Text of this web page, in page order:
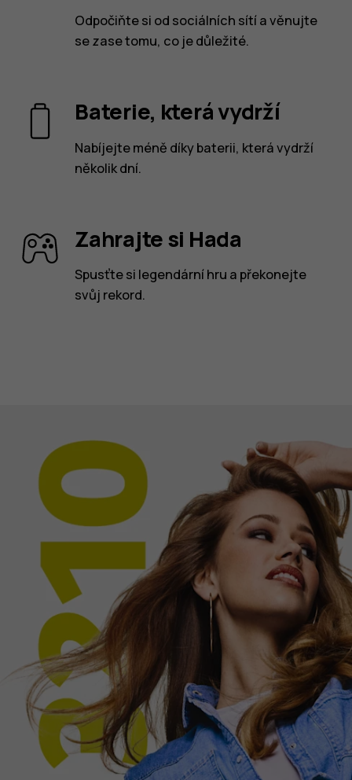
Odpočiňte si od sociálních sítí a věnujte
se zase tomu, co je důležité.
Baterie, která vydrží
Nabíjejte méně díky baterii, která vydrží
několik dní.
Zahrajte si Hada
Spusťte si legendární hru a překonejte
svůj rekord.